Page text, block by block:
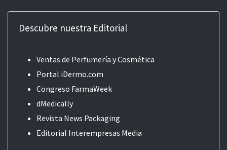
Descubre nuestra Editorial
Ventas de Perfumería y Cosmética
Portal iDermo.com
Congreso FarmaWeek
dMedically
Revista News Packaging
Editorial Interempresas Media